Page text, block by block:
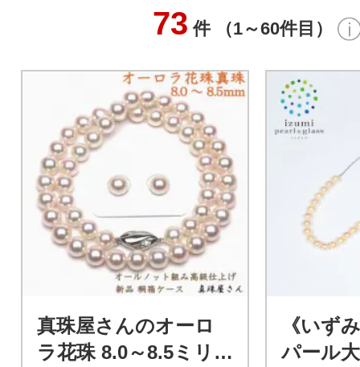
73 件 （1～60件目）
真珠屋さんのオーロ
ラ花珠 8.0～8.5ミリ
《いず
パール